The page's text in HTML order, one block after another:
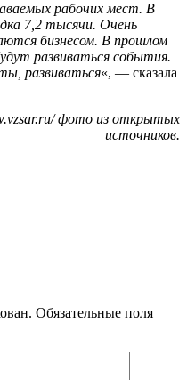
рабочих мест. В
7,2 тысячи. Очень
бизнесом. В прошлом
развиваться события.
развиваться«, — сказала
фото из открытых
источников.
Обязательные поля